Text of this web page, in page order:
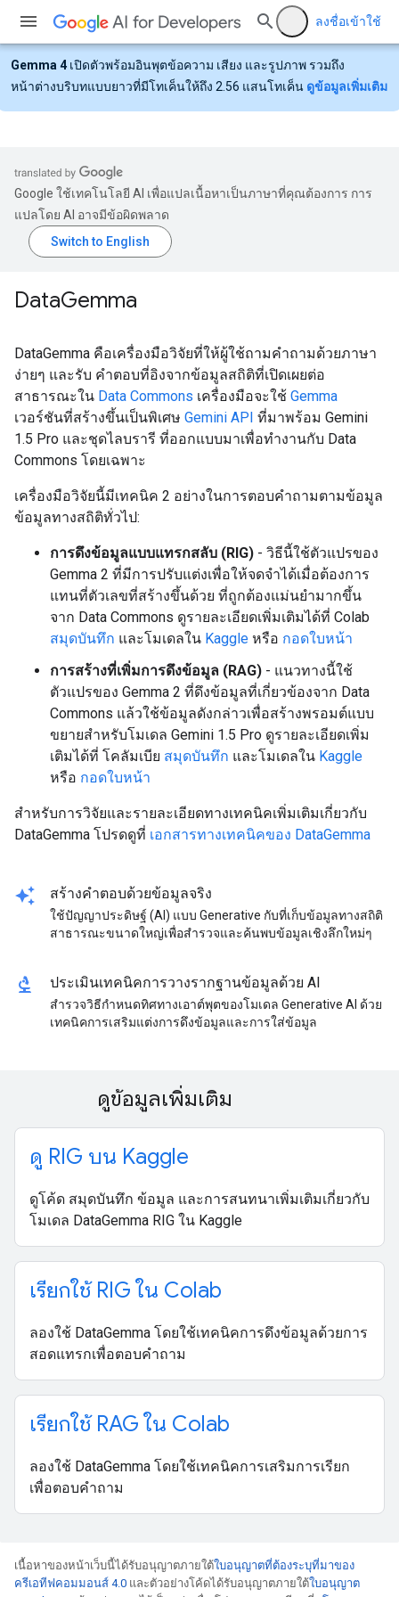
ลงชื่อเข้าใช้
Gemma 4 เปิดตัวพร้อมอินพุตข้อความ เสียง และรูปภาพ รวมถึง
หน้าต่างบริบทแบบยาวที่มีโทเค็นให้ถึง 2.56 แสนโทเค็น ดูข้อมูลเพิ่มเติม
Google ใช้เทคโนโลยี AI เพื่อแปลเนื้อหาเป็นภาษาที่คุณต้องการ การ
แปลโดย AI อาจมีข้อผิดพลาด
DataGemma
DataGemma คือเครื่องมือวิจัยที่ให้ผู้ใช้ถามคำถามด้วยภาษา
ง่ายๆ และรับ คำตอบที่อิงจากข้อมูลสถิติที่เปิดเผยต่อ
สาธารณะใน Data Commons เครื่องมือจะใช้ Gemma
เวอร์ชันที่สร้างขึ้นเป็นพิเศษ Gemini API ที่มาพร้อม Gemini
1.5 Pro และชุดไลบรารี ที่ออกแบบมาเพื่อทำงานกับ Data
Commons โดยเฉพาะ
เครื่องมือวิจัยนี้มีเทคนิค 2 อย่างในการตอบคำถามตามข้อมูล
ข้อมูลทางสถิติทั่วไป:
การดึงข้อมูลแบบแทรกสลับ (RIG) - วิธีนี้ใช้ตัวแปรของ
Gemma 2 ที่มีการปรับแต่งเพื่อให้จดจำได้เมื่อต้องการ
แทนที่ตัวเลขที่สร้างขึ้นด้วย ที่ถูกต้องแม่นยำมากขึ้น
จาก Data Commons ดูรายละเอียดเพิ่มเติมได้ที่ Colab
สมุดบันทึก และโมเดลใน Kaggle หรือ กอดใบหน้า
การสร้างที่เพิ่มการดึงข้อมูล (RAG) - แนวทางนี้ใช้
ตัวแปรของ Gemma 2 ที่ดึงข้อมูลที่เกี่ยวข้องจาก Data
Commons แล้วใช้ข้อมูลดังกล่าวเพื่อสร้างพรอมต์แบบ
ขยายสำหรับโมเดล Gemini 1.5 Pro ดูรายละเอียดเพิ่ม
เติมได้ที่ โคลัมเบีย สมุดบันทึก และโมเดลใน Kaggle
หรือ กอดใบหน้า
สำหรับการวิจัยและรายละเอียดทางเทคนิคเพิ่มเติมเกี่ยวกับ
DataGemma โปรดดูที่ เอกสารทางเทคนิคของ DataGemma
auto_awesome สร้างคำตอบด้วยข้อมูลจริง
ใช้ปัญญาประดิษฐ์ (AI) แบบ Generative กับที่เก็บข้อมูลทางสถิติ
สาธารณะขนาดใหญ่เพื่อสำรวจและค้นพบข้อมูลเชิงลึกใหม่ๆ
biotech ประเมินเทคนิคการวางรากฐานข้อมูลด้วย AI
สำรวจวิธีกำหนดทิศทางเอาต์พุตของโมเดล Generative AI ด้วย
เทคนิคการเสริมแต่งการดึงข้อมูลและการใส่ข้อมูล
ดูข้อมูลเพิ่มเติม
ดู RIG บน Kaggle
ดูโค้ด สมุดบันทึก ข้อมูล และการสนทนาเพิ่มเติมเกี่ยวกับ
โมเดล DataGemma RIG ใน Kaggle
เรียกใช้ RIG ใน Colab
ลองใช้ DataGemma โดยใช้เทคนิคการดึงข้อมูลด้วยการ
สอดแทรกเพื่อตอบคำถาม
เรียกใช้ RAG ใน Colab
ลองใช้ DataGemma โดยใช้เทคนิคการเสริมการเรียก
เพื่อตอบคำถาม
เนื้อหาของหน้าเว็บนี้ได้รับอนุญาตภายใต้ใบอนุญาตที่ต้องระบุที่มาของ
ครีเอทีฟคอมมอนส์ 4.0 และตัวอย่างโค้ดได้รับอนุญาตภายใต้ใบอนุญาต